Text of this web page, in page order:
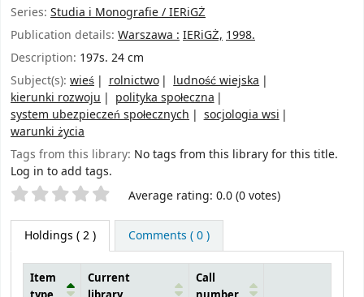
Series: Studia i Monografie / IERiGŻ
Publication details: Warszawa :IERiGŻ,1998.
Description: 197s. 24 cm
Subject(s): wieś rolnictwo
ludność wiejska
kierunki rozwoju
polityka społeczna
system ubezpieczeń społecznych
socjologia wsi
warunki życia
Tags from this library: No tags from this library for this title.
Log in to add tags.
Star ratings Average rating: 0.0 (0 votes)
Holdings ( 2 ) Comments ( 0 )
Item
Current
Call